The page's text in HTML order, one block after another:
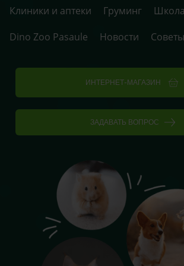
Клиники и аптеки Груминг
Dino Zoo Pasaule
Новости
ИНТЕРНЕТ-МАГАЗИН
ЗАДАВАТЬ ВОПРОС